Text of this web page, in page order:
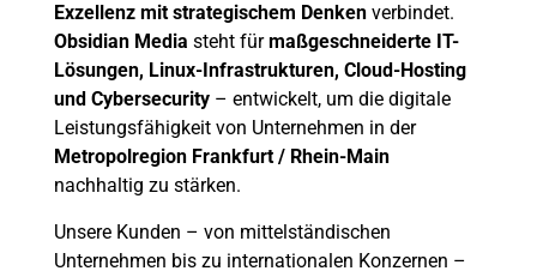
Exzellenz mit strategischem Denken verbindet.
Obsidian Media steht fürmaßgeschneiderte IT-
Lösungen, Linux-Infrastrukturen, Cloud-Hosting
und Cybersecurity – entwickelt, um die digitale
Leistungsfähigkeit von Unternehmen in der
Metropolregion Frankfurt / Rhein-Main
nachhaltig zu stärken.
Unsere Kunden – von mittelständischen
Unternehmen bis zu internationalen Konzernen –